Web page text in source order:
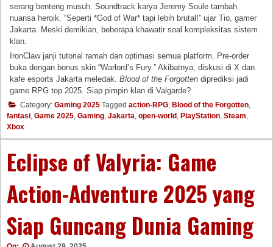
serang benteng musuh. Soundtrack karya Jeremy Soule tambah
nuansa heroik. “Seperti *God of War* tapi lebih brutal!” ujar Tio, gamer
Jakarta. Meski demikian, beberapa khawatir soal kompleksitas sistem
klan.
IronClaw janji tutorial ramah dan optimasi semua platform. Pre-order
buka dengan bonus skin “Warlord’s Fury.” Akibatnya, diskusi di X dan
kafe esports Jakarta meledak.Blood of the Forgotten diprediksi jadi
game RPG top 2025. Siap pimpin klan di Valgarde?
Category: Gaming 2025 Tagged action-RPG, Blood of the Forgotten,
fantasi, Game 2025, Gaming, Jakarta, open-world , PlayStation, Steam,
Xbox
Eclipse of Valyria: Game
Action-Adventure 2025 yang
Siap Guncang Dunia Gaming